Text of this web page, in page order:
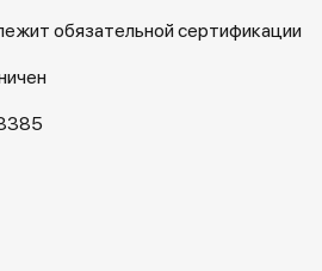
обязательной сертификации